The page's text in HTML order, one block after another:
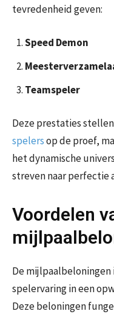
tevredenheid geven:
Speed Demon
Teamspeler
Deze prestaties
spelersop de proef,
het dynamische
streven naar perfectie
Voordelen
De mijlpaalbeloningen
spelervaring in een
Deze beloningen